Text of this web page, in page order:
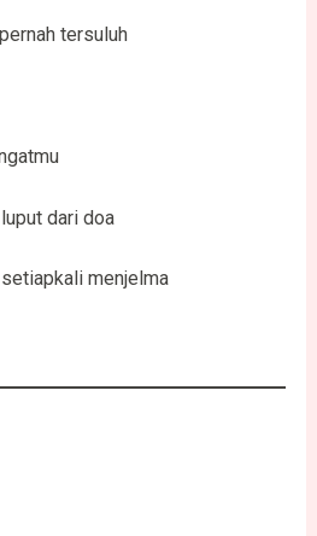
tersuluh
dari doa
menjelma